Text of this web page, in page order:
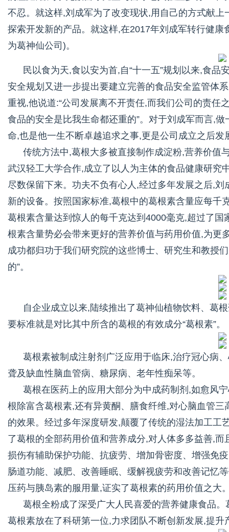
不忍。就这样,刘成军为了改变现状,用自己的方式献
探索开发新的产品。就这样,在2017年刘成军转行健
为葛神仙公司)。
民以食为天,食以安为首,自“十一五”规划以来,食品
安全规划又进一步提出要建立完善的食品安全监管体
重视,他说道:“公司发展离不开责任,而我们公司的责任
食品的安全是比我生命都还重的”。对于刘成军而言,
命,也是他一生不断卓越追求之事,更是公司成立之后
传统方法中,葛根大多被直接制作成淀粉,营养价值
武汉轻工大学合作,成立了以人为主体的食品健康研究
尽数保留下来。功夫不负有心人,经过多年发展之后,
新的设备。按照国家标准,葛根中的葛根素含量应每千
葛根素含量达到惊人的每千克达到4000毫克,超过了
根素含量势必会带来更好的营养价值与药用价值,为更
成功都归功于我们研究院的这些博士、研究生和教授
的”。
自企业成立以来,陆续推出了葛神仙植物饮料、葛
要标准就是对比其中所含的葛根的有效成分“葛根素”。
葛根素被制成注射剂广泛应用于临床,治疗冠心病
聋及缺血性脑血管病、糖尿病、老年性痴呆等。
葛根在医药上的应用大部分为中成药制剂,如愈风
根除富含葛根素,还有异黄酮、膳食纤维,对心脑血管
的效果。经过多年深度研发,颠覆了传统的湿法加工工
了葛根的全部药用价值和营养成分,对人体多多益善,
损伤有辅助保护功能、抗疲劳、增加骨密度、增强免
肠道功能、减肥、改善睡眠、缓解视疲劳和改善记忆
压药与胰岛素的服用量,证实了葛根素的药用价值之大
葛根全粉成了深受广大人民喜爱的营养健康食品
葛根素放在了科研第一位,力求团队不断创新发展,提